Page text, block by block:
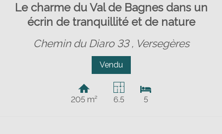
Le charme du Val de Bagnes dans un
écrin de tranquillité et de nature
Chemin du Diaro 33 , Versegères
Vendu
205 m² 6.5 5